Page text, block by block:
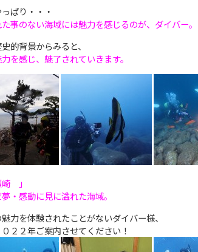
ぱり・・・
事のない海域には魅力を感じるのが、ダイバー。
的背景からみると、
を感じ、魅了されていきます。
」
・感動に見に溢れた海域。
力を体験されたことがないダイバー様、
２２年ご案内させてください！